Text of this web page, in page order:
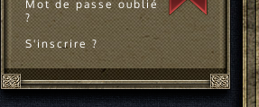
Mot de passe oublié
?
S'inscrire ?